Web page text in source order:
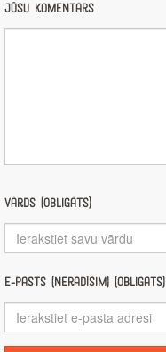
Jūsu komentārs
Vārds (obligāts)
E-pasts (nerādīsim) (obligāts)